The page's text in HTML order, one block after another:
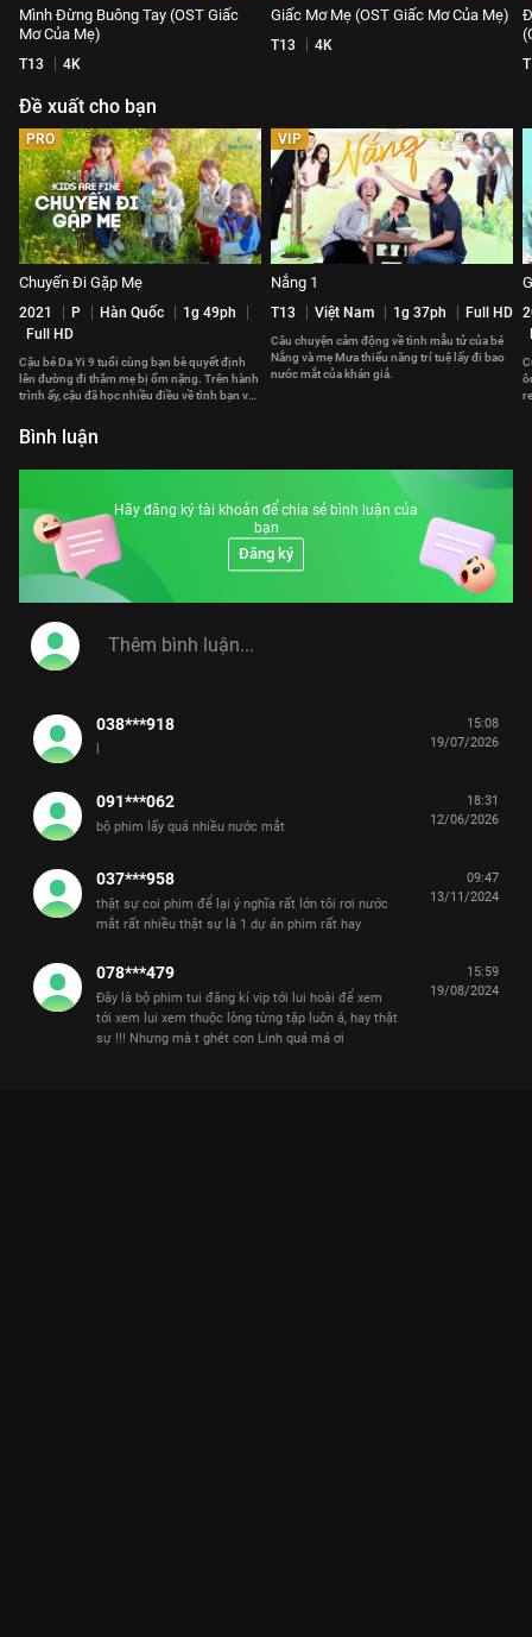
Mình Đừng Buông Tay (OST Giấc
Mơ Của Mẹ)
T13 4K
Giấc Mơ Mẹ (OST Giấc Mơ Của Mẹ)
T13 4K
Đề xuất cho bạn
PRO
Chuyến Đi Gặp Mẹ
2021 P Hàn Quốc
1g 49ph
Full HD
Cậu bé Da Yi 9 tuổi cùng bạn bè quyết định
lên đường đi thăm mẹ bị ốm nặng. Trên hành
trình ấy, cậu đã học nhiều điều về tình bạn và
VIP
Nắng 1
T13 Việt Nam 1g 37ph Full HD
Câu chuyện cảm động về tình mẫu tử của bé
Nắng và mẹ Mưa thiểu năng trí tuệ lấy đi bao
nước mắt của khán giả.
Bình luận
Hãy đăng ký tài khoản để chia sẻ bình luận của
bạn
Đăng ký
038***918
15:08
19/07/2026
091***062
bộ phim lấy quá nhiều nước mắt
18:31
12/06/2026
037***958
thật sự coi phim để lại ý nghĩa rất lớn tôi rơi nước
mắt rất nhiều thật sự là 1 dự án phim rất hay
09:47
13/11/2024
078***479
Đây là bộ phim tui đăng kí vip tới lui hoài để xem
tới xem lui xem thuộc lòng từng tập luôn á, hay thật
sự !!! Nhưng mà t ghét con Linh quá má ơi
15:59
19/08/2024